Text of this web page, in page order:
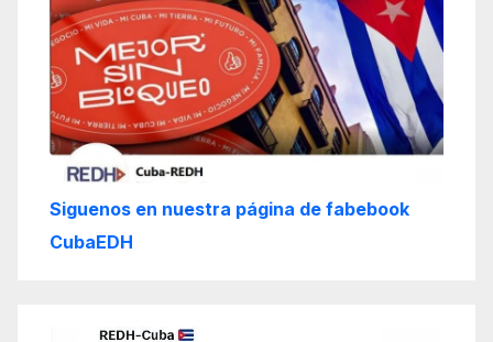
Siguenos en nuestra página de fabebook
CubaEDH